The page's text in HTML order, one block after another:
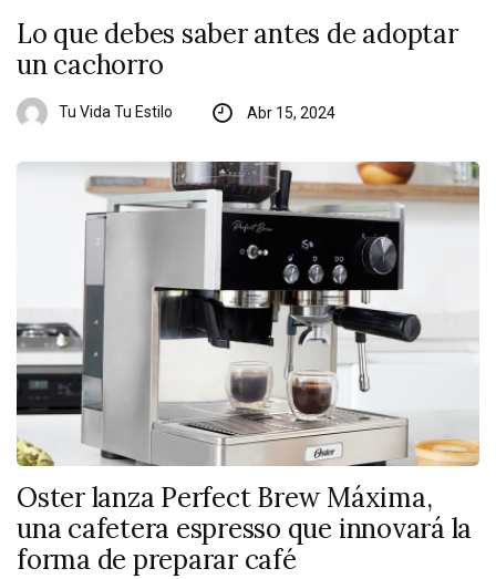
Lo que debes saber antes de adoptar
un cachorro
Tu Vida Tu Estilo Abr 15, 2024
Oster lanza Perfect Brew Máxima,
una cafetera espresso que innovará la
forma de preparar café